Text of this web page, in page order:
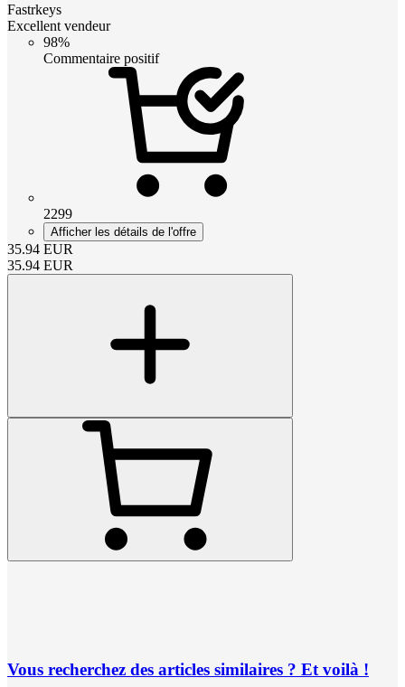
Fastrkeys
Excellent vendeur
98%
Commentaire positif
2299
Afficher les détails de l'offre
35.94 EUR
35.94 EUR
Vous recherchez des articles similaires ? Et voilà !